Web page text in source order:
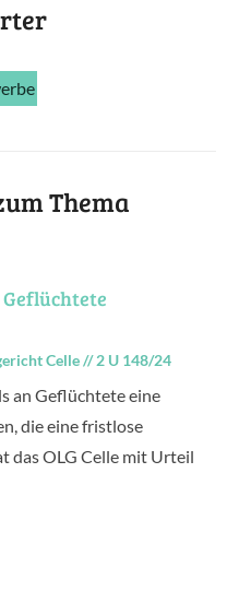
Thema
Celle//2 U 148/24
an Geflüchtete eine
die eine fristlose
das OLG Celle mit Urteil